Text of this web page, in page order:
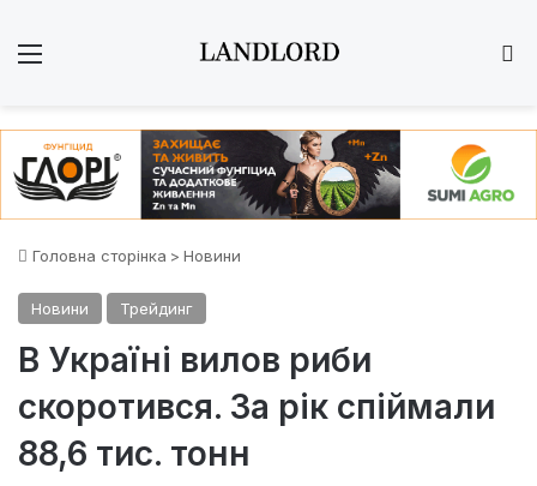
Головна сторінка > Новини
Новини Трейдинг
В Україні вилов риби
скоротився. За рік спіймали
88,6 тис. тонн